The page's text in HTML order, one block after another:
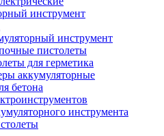
инструмент
инструмент
пистолеты
для герметика
аккумуляторные
бетона
инструмента